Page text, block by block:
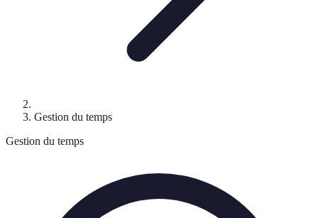
Gestion du temps
Gestion du temps